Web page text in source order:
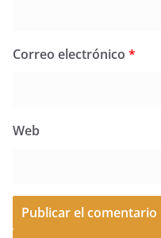
Correo electrónico *
Web